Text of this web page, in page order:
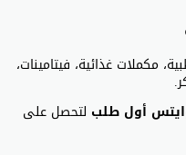
مكملات غذائية، فيتامينات،
أول طلب لتحصل على